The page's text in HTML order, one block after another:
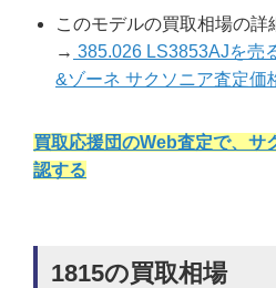
このモデルの買取相場の詳
→ 385.026 LS3853AJを売
&ゾーネ サクソニア査定価
買取応援団のWeb査定で、サ
認する
1815の買取相場